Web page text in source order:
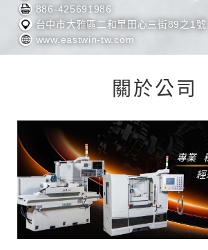
886-425691986
台中市大雅區二和里田心三街89之1號
www.eastwin-tw.com
關於公司